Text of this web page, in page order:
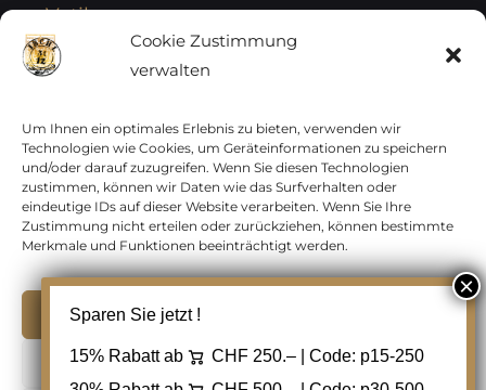
Cookie Zustimmung
verwalten
Um Ihnen ein optimales Erlebnis zu bieten, verwenden wir
Technologien wie Cookies, um Geräteinformationen zu speichern
und/oder darauf zuzugreifen. Wenn Sie diesen Technologien
zustimmen, können wir Daten wie das Surfverhalten oder
eindeutige IDs auf dieser Website verarbeiten. Wenn Sie Ihre
Zustimmung nicht erteilen oder zurückziehen, können bestimmte
Merkmale und Funktionen beeinträchtigt werden.
Ablehnen
Vatikan
Vereinte Nationen
Vorphilatelie
Zensurbelege Österreich
Zensurbelege Schweiz
Copyright 2012 - 2024 URAY GmbH | All Rights
Reserved |
PCI Data Security Standards |
Sparen Sie jetzt !
15% Rabatt ab CHF 250.– | Code: p15-250